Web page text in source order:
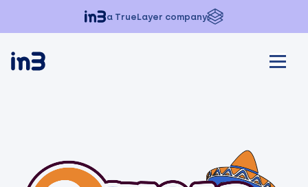
a TrueLayer company